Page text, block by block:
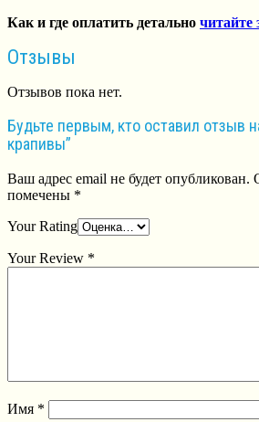
Как и где оплатить детально читайте
Отзывы
Отзывов пока нет.
Будьте первым, кто оставил отзыв
крапивы”
Ваш адрес email не будет опубликован.
помечены *
Your Rating
Your Review *
Имя *